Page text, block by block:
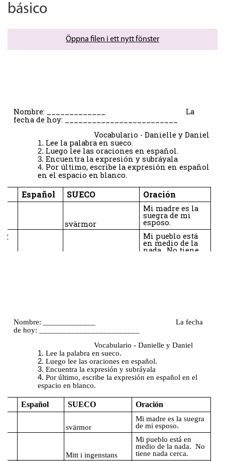
básico
Öppna filen i ett nytt fönster